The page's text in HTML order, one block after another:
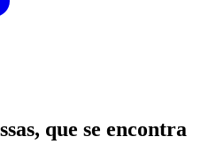
que se encontra